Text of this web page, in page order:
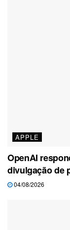
APPLE
OpenAI
divulgação de
04/08/2026